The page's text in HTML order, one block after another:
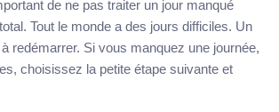
de ne pas traiter un jour manqué
Tout le monde a des jours difficiles. Un
redémarrer. Si vous manquez une journée,
choisissez la petite étape suivante et